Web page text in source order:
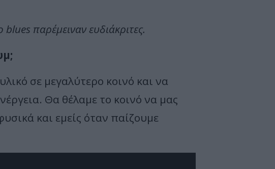
παρέμειναν ευδιάκριτες.
σε μεγαλύτερο κοινό και να
Θα θέλαμε το κοινό να μας
και εμείς όταν παίζουμε